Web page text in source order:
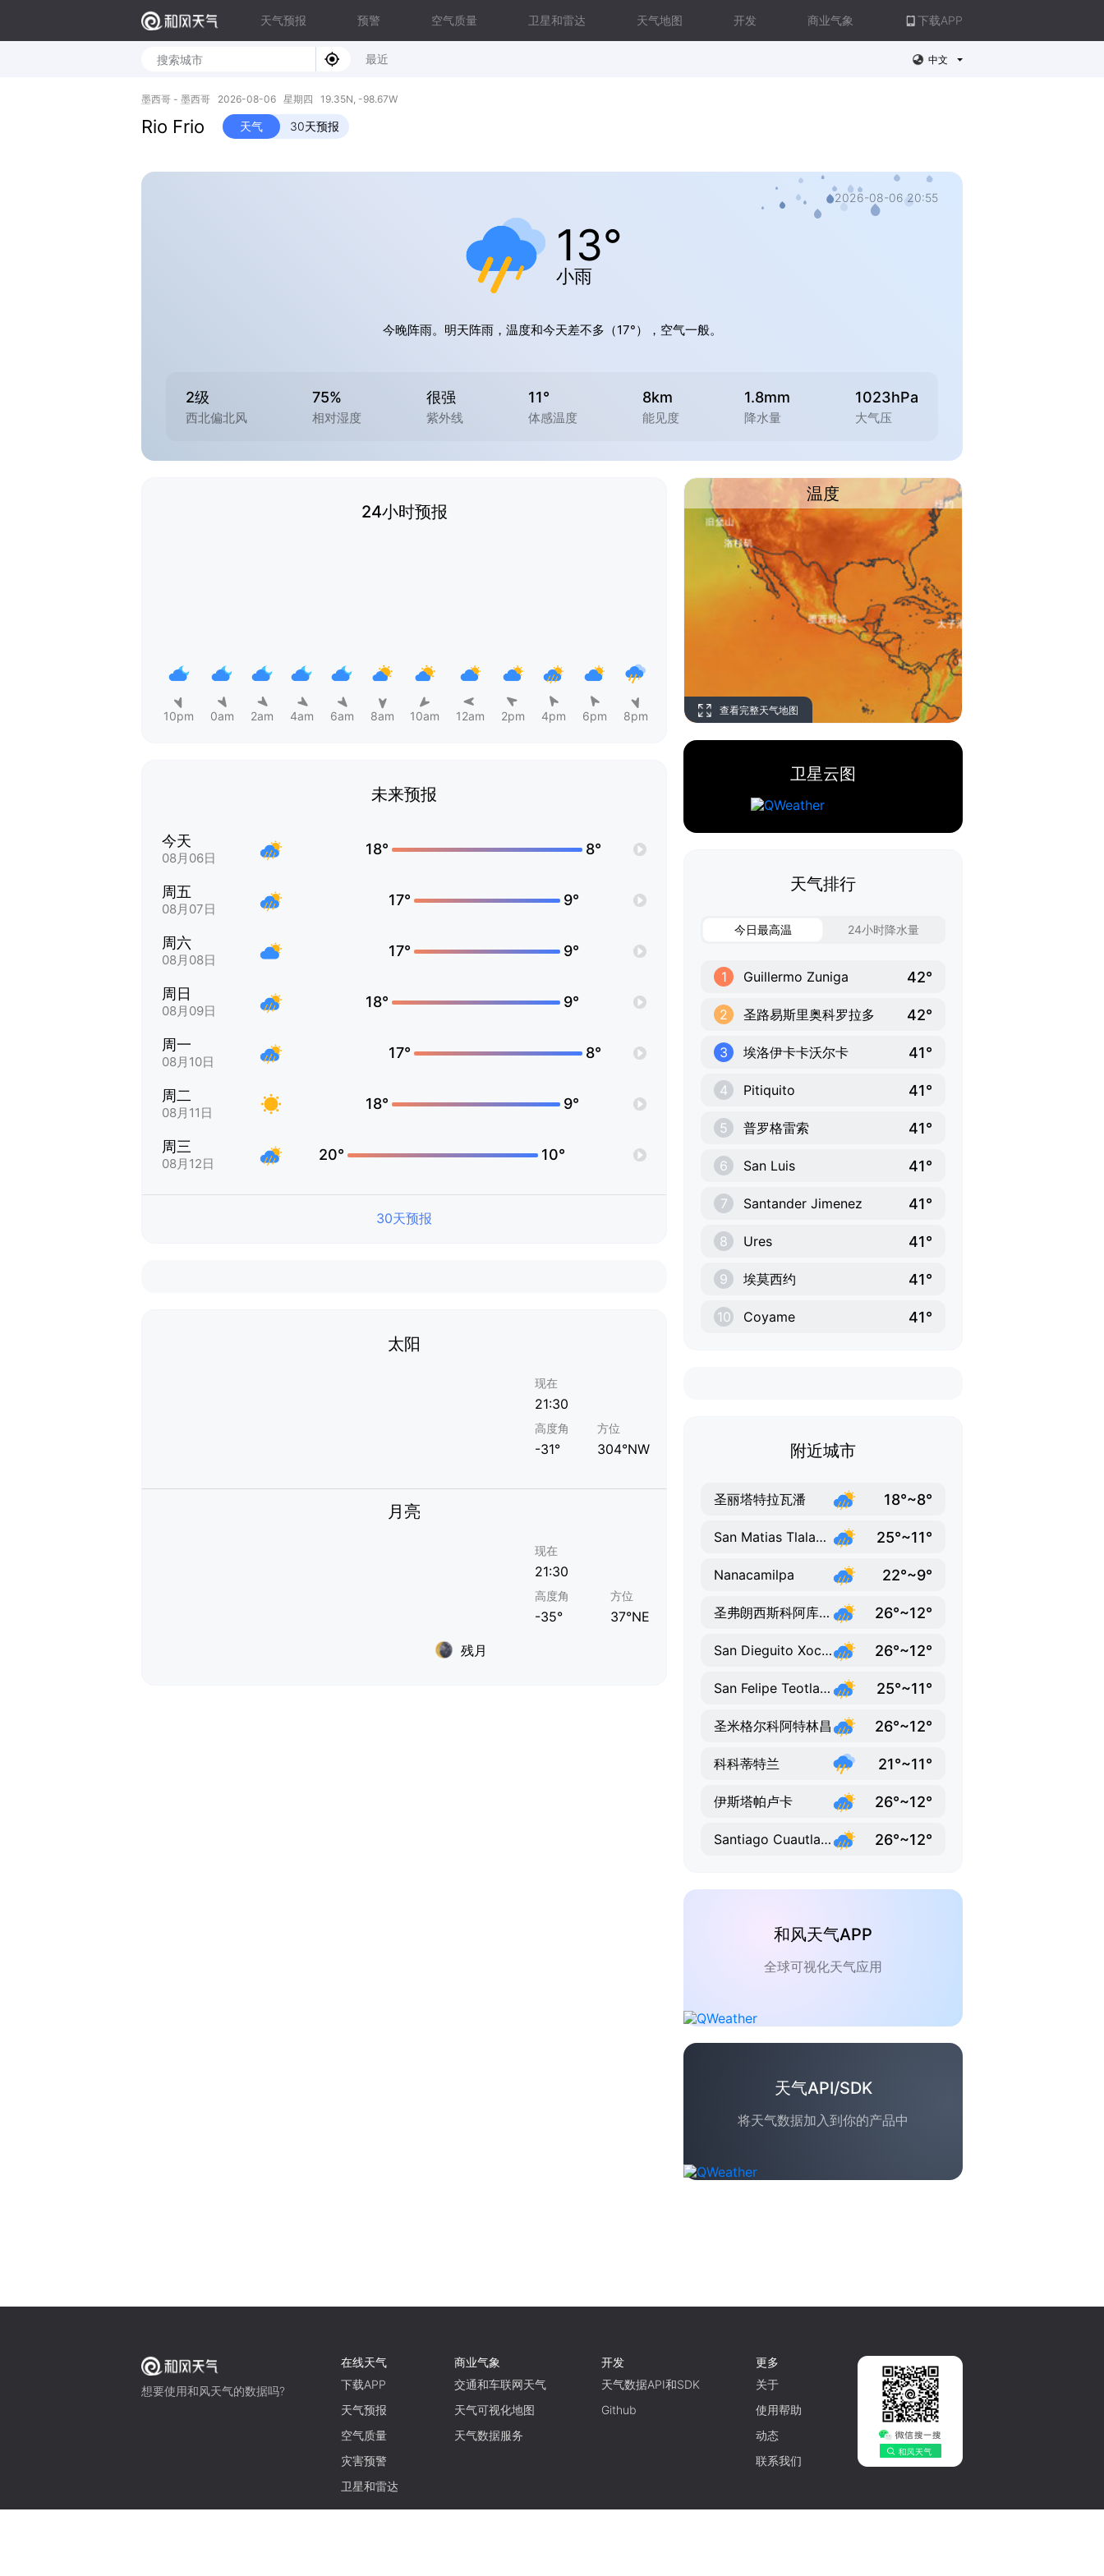
天气预报 预警 空气质量 卫星和雷达 天气地图 开发 商业气象 下载APP
最近 中文
墨西哥 - 墨西哥 2026-08-06 星期四 19.35N, -98.67W
Rio Frio 天气 30天预报
2026-08-06 20:55
13°
小雨
今晚阵雨。明天阵雨，温度和今天差不多（17°），空气一般。
2级
西北偏北风
75%
相对湿度
很强
紫外线
11°
体感温度
8km
能见度
1.8mm
降水量
1023hPa
大气压
24小时预报
10pm 0am 2am 4am 6am 8am 10am 12am 2pm 4pm 6pm 8pm
未来预报
今天
08月06日
18° 8°
周五
08月07日
17° 9°
周六
08月08日
17° 9°
周日
08月09日
18° 9°
周一
08月10日
17° 8°
周二
08月11日
18° 9°
周三
08月12日
20° 10°
30天预报
太阳
现在
21:30
高度角
-31°
方位
304°NW
月亮
残月
现在
21:30
高度角
-35°
方位
37°NE
温度
查看完整天气地图
卫星云图
天气排行
今日最高温 24小时降水量
1 Guillermo Zuniga 42°
2 圣路易斯里奥科罗拉多 42°
3 埃洛伊卡卡沃尔卡 41°
4 Pitiquito 41°
5 普罗格雷索 41°
6 San Luis 41°
7 Santander Jimenez 41°
8 Ures 41°
9 埃莫西约 41°
10 Coyame 41°
附近城市
圣丽塔特拉瓦潘 18°~8°
San Matias Tlalancaleca 25°~11°
Nanacamilpa 22°~9°
圣弗朗西斯科阿库奥特拉 26°~12°
San Dieguito Xochimanca 26°~12°
San Felipe Teotlalcingo 25°~11°
圣米格尔科阿特林昌 26°~12°
科科蒂特兰 21°~11°
伊斯塔帕卢卡 26°~12°
Santiago Cuautlalpan 26°~12°
和风天气APP
全球可视化天气应用
天气API/SDK
将天气数据加入到你的产品中
想要使用和风天气的数据吗?
在线天气
下载APP
天气预报
空气质量
灾害预警
卫星和雷达
商业气象
交通和车联网天气
天气可视化地图
天气数据服务
开发
天气数据API和SDK
Github
更多
关于
使用帮助
动态
联系我们